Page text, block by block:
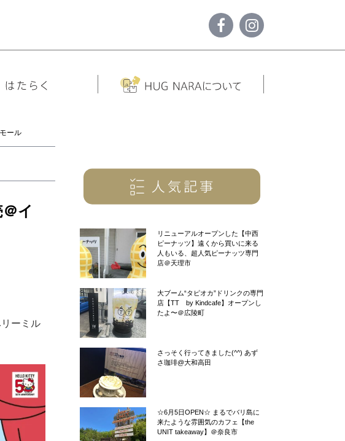
ール
イ
ーミル
リニューアルオープンした【中西
ピーナッツ】遠くから買いに来る
人もいる、超人気ピーナッツ専門
店＠天理市
大ブーム“タピオカ”ドリンクの専門
店【TT by Kindcafe】オープンし
たよ〜＠広陵町
さっそく行ってきました(^^) あず
さ珈琲@大和高田
☆6月5日OPEN☆ まるでバリ島に
来たような雰囲気のカフェ【the
UNIT takeaway】＠奈良市